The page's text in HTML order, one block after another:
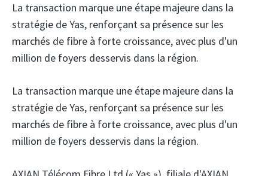
La transaction marque une étape majeure dans la
stratégie de Yas, renforçant sa présence sur les
marchés de fibre à forte croissance, avec plus d'un
million de foyers desservis dans la région.
La transaction marque une étape majeure dans la
stratégie de Yas, renforçant sa présence sur les
marchés de fibre à forte croissance, avec plus d'un
million de foyers desservis dans la région.